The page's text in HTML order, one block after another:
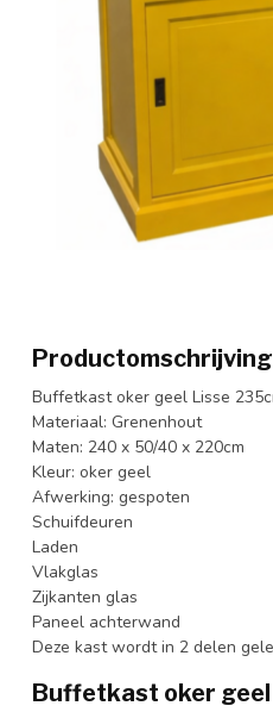
Productomschrijving
Buffetkast oker geel Lisse
Materiaal: Grenenhout
Maten: 240 x 50/40 x 220cm
Kleur: oker geel
Afwerking: gespoten
Schuifdeuren
Laden
Vlakglas
Zijkanten glas
Paneel achterwand
Deze kast wordt in 2 delen
Buffetkast oker